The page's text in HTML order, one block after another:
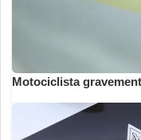
Motociclista